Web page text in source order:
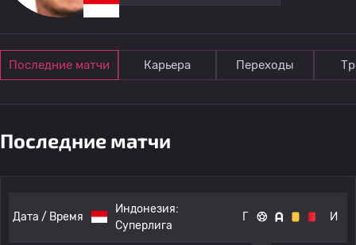
Последние матчи Карьера Переходы
Последние матчи
Дата / Время
Индонезия:
Суперлига
Г И